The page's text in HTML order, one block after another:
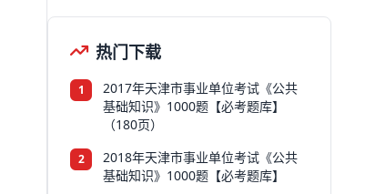
热门下载
1
2017年天津市事业单位考试《公共
基础知识》1000题【必考题库】
（180页）
2
2018年天津市事业单位考试《公共
基础知识》1000题【必考题库】